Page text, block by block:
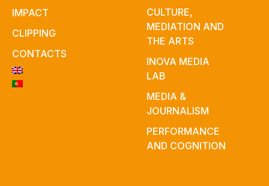
IMPACT
CLIPPING
CONTACTS
CULTURE,
MEDIATION AND
THE ARTS
INOVA MEDIA
LAB
MEDIA &
JOURNALISM
PERFORMANCE
AND COGNITION